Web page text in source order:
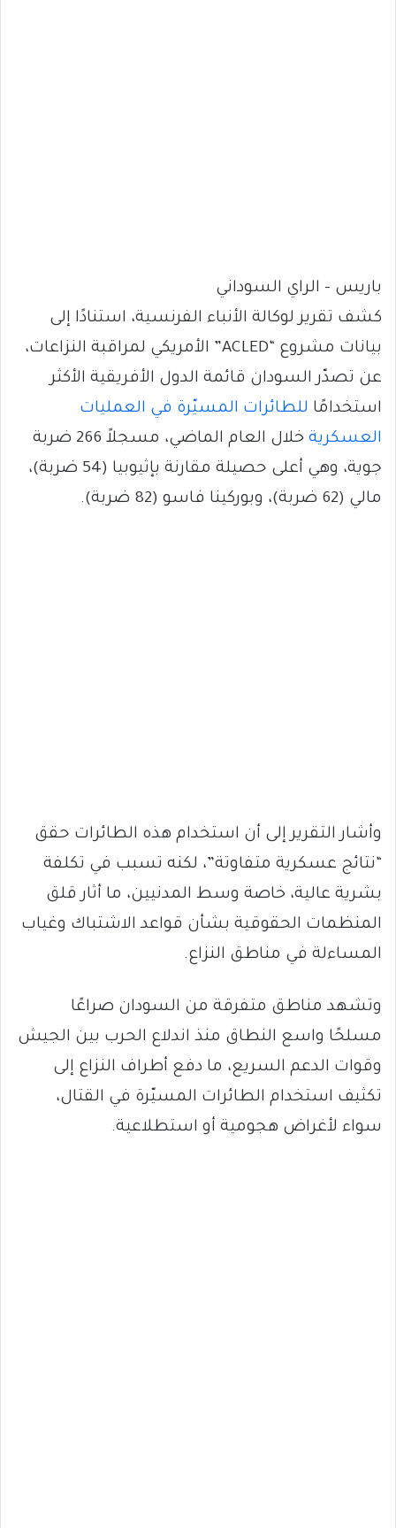
باريس – الراي السوداني
كشف تقرير لوكالة الأنباء الفرنسية، استنادًا إلى
بيانات مشروع “ACLED” الأمريكي لمراقبة النزاعات،
عن تصدّر السودان قائمة الدول الأفريقية الأكثر
استخدامًا للطائرات المسيّرة في العمليات
العسكرية
خلال العام الماضي، مسجلاً 266 ضربة
جوية، وهي أعلى حصيلة مقارنة بإثيوبيا (54 ضربة)،
مالي (62 ضربة)، وبوركينا فاسو (82 ضربة).
وأشار التقرير إلى أن استخدام هذه الطائرات حقق
“نتائج عسكرية متفاوتة”، لكنه تسبب في تكلفة
بشرية عالية، خاصة وسط المدنيين، ما أثار قلق
المنظمات الحقوقية بشأن قواعد الاشتباك وغياب
المساءلة في مناطق النزاع.
وتشهد مناطق متفرقة من السودان صراعًا
مسلحًا واسع النطاق منذ اندلاع الحرب بين الجيش
وقوات الدعم السريع، ما دفع أطراف النزاع إلى
تكثيف استخدام الطائرات المسيّرة في القتال،
سواء لأغراض هجومية أو استطلاعية.